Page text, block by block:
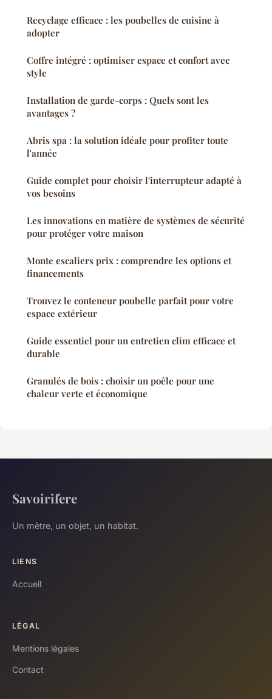
Recyclage efficace : les poubelles de cuisine à
adopter
Coffre intégré : optimiser espace et confort avec
style
Installation de garde-corps : Quels sont les
avantages ?
Abris spa : la solution idéale pour profiter toute
l'année
Guide complet pour choisir l'interrupteur adapté à
vos besoins
Les innovations en matière de systèmes de sécurité
pour protéger votre maison
Monte escaliers prix : comprendre les options et
financements
Trouvez le conteneur poubelle parfait pour votre
espace extérieur
Guide essentiel pour un entretien clim efficace et
durable
Granulés de bois : choisir un poêle pour une
chaleur verte et économique
Savoirifere
Un mètre, un objet, un habitat.
LIENS
Accueil
LÉGAL
Mentions légales
Contact